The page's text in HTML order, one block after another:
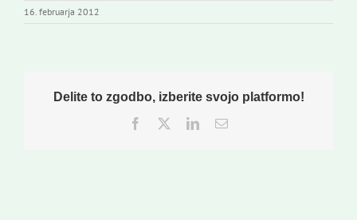
16. februarja 2012
Delite to zgodbo, izberite svojo platformo!
Facebook
TwitterLinkedInEmail